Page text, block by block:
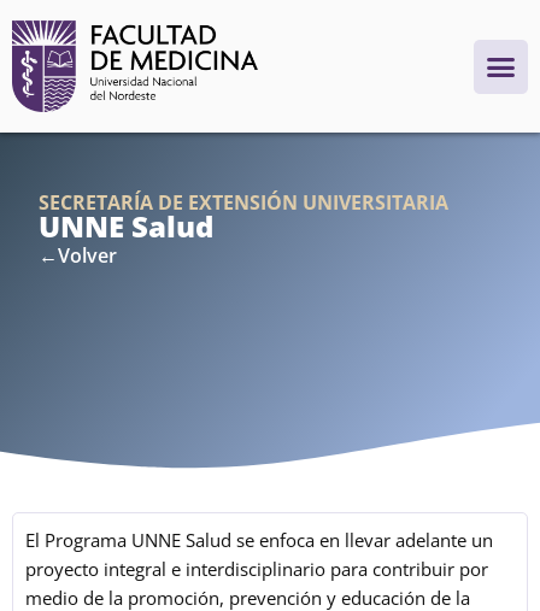
SECRETARÍA DE EXTENSIÓN UNIVERSITARIA
UNNE Salud
←Volver
El Programa UNNE Salud se enfoca en llevar adelante un
proyecto integral e interdisciplinario para contribuir por
medio de la promoción, prevención y educación de la